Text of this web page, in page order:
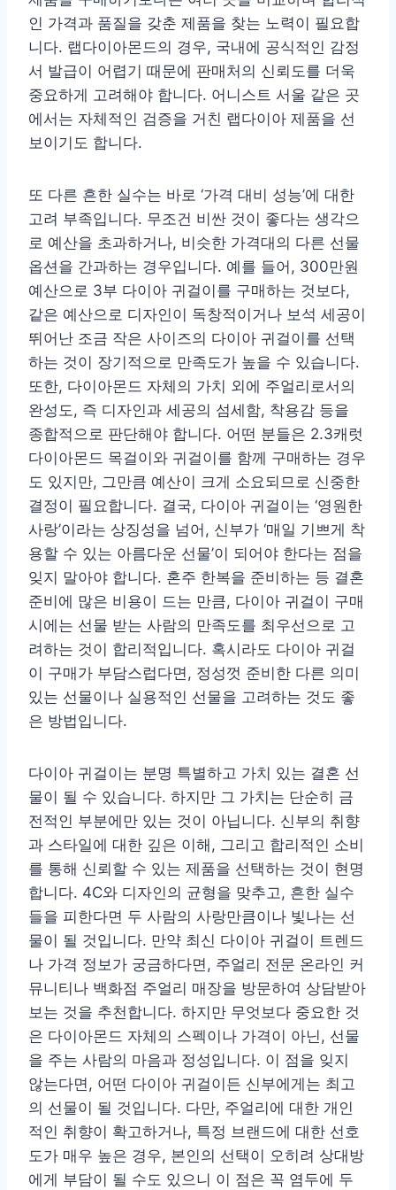
인 가격과 품질을 갖춘 제품을 찾는 노력이 필요합
니다. 랩다이아몬드의 경우, 국내에 공식적인 감정
서 발급이 어렵기 때문에 판매처의 신뢰도를 더욱
중요하게 고려해야 합니다. 어니스트 서울 같은 곳
에서는 자체적인 검증을 거친 랩다이아 제품을 선
보이기도 합니다.
또 다른 흔한 실수는 바로 ‘가격 대비 성능’에 대한
고려 부족입니다. 무조건 비싼 것이 좋다는 생각으
로 예산을 초과하거나, 비슷한 가격대의 다른 선물
옵션을 간과하는 경우입니다. 예를 들어, 300만원
예산으로 3부 다이아 귀걸이를 구매하는 것보다,
같은 예산으로 디자인이 독창적이거나 보석 세공이
뛰어난 조금 작은 사이즈의 다이아 귀걸이를 선택
하는 것이 장기적으로 만족도가 높을 수 있습니다.
또한, 다이아몬드 자체의 가치 외에 주얼리로서의
완성도, 즉 디자인과 세공의 섬세함, 착용감 등을
종합적으로 판단해야 합니다. 어떤 분들은 2.3캐럿
다이아몬드 목걸이와 귀걸이를 함께 구매하는 경우
도 있지만, 그만큼 예산이 크게 소요되므로 신중한
결정이 필요합니다. 결국, 다이아 귀걸이는 ‘영원한
사랑’이라는 상징성을 넘어, 신부가 ‘매일 기쁘게 착
용할 수 있는 아름다운 선물’이 되어야 한다는 점을
잊지 말아야 합니다. 혼주 한복을 준비하는 등 결혼
준비에 많은 비용이 드는 만큼, 다이아 귀걸이 구매
시에는 선물 받는 사람의 만족도를 최우선으로 고
려하는 것이 합리적입니다. 혹시라도 다이아 귀걸
이 구매가 부담스럽다면, 정성껏 준비한 다른 의미
있는 선물이나 실용적인 선물을 고려하는 것도 좋
은 방법입니다.
다이아 귀걸이는 분명 특별하고 가치 있는 결혼 선
물이 될 수 있습니다. 하지만 그 가치는 단순히 금
전적인 부분에만 있는 것이 아닙니다. 신부의 취향
과 스타일에 대한 깊은 이해, 그리고 합리적인 소비
를 통해 신뢰할 수 있는 제품을 선택하는 것이 현명
합니다. 4C와 디자인의 균형을 맞추고, 흔한 실수
들을 피한다면 두 사람의 사랑만큼이나 빛나는 선
물이 될 것입니다. 만약 최신 다이아 귀걸이 트렌드
나 가격 정보가 궁금하다면, 주얼리 전문 온라인 커
뮤니티나 백화점 주얼리 매장을 방문하여 상담받아
보는 것을 추천합니다. 하지만 무엇보다 중요한 것
은 다이아몬드 자체의 스펙이나 가격이 아닌, 선물
을 주는 사람의 마음과 정성입니다. 이 점을 잊지
않는다면, 어떤 다이아 귀걸이든 신부에게는 최고
의 선물이 될 것입니다. 다만, 주얼리에 대한 개인
적인 취향이 확고하거나, 특정 브랜드에 대한 선호
도가 매우 높은 경우, 본인의 선택이 오히려 상대방
에게 부담이 될 수도 있으니 이 점은 꼭 염두에 두